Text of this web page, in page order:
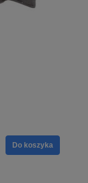
Do koszyka